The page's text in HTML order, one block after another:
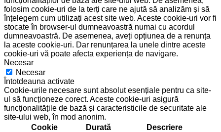
folosim cookie-uri de la terți care ne ajută să analizăm și să
înțelegem cum utilizați acest site web. Aceste cookie-uri vor fi
stocate în browser-ul dumneavoastră numai cu acordul
dumneavoastră. De asemenea, aveți opțiunea de a renunța
la aceste cookie-uri. Dar renunțarea la unele dintre aceste
cookie-uri vă poate afecta experiența de navigare.
Necesar
Necesar
Întotdeauna activate
Cookie-urile necesare sunt absolut esențiale pentru ca site-
ul să funcționeze corect. Aceste cookie-uri asigură
funcționalitățile de bază și caracteristicile de securitate ale
site-ului web, în mod anonim.
Cookie
Durată Descriere